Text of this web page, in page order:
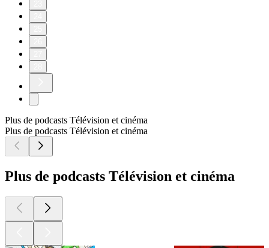
Plus de podcasts Télévision et cinéma
Plus de podcasts Télévision et cinéma
Plus de podcasts Télévision et cinéma